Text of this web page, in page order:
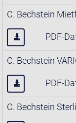
C. Bechstein
PDF-
C. Bechstein
PDF-
C. Bechstein